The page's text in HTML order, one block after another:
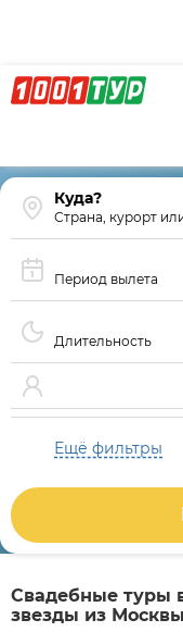
Страна, курорт
Период вылета
Длительность
Ещё фильтры
Свадебные туры
звезды из